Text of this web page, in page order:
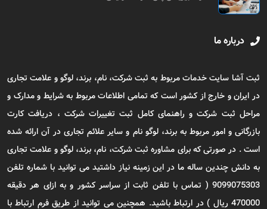
درباره ما
ثبت آشا سایت خدمات مربوط به ثبت شرکت، نام، برند، لوگو و علامت تجاری
در ایران و خارج از کشور است که تمامی اطلاعات مربوط به شرایط و مدارک و
مراحل ثبت شرکت و راهنمای کامل ثبت تغییرات شرکت ، دریافت کارت
بازرگانی و امور مربوط به برند، لوگو نام و سایر علائم تجاری در آن ارائه شده
است . در صورتی که برای مشاوره ثبت شرکت، نام، برند، لوگو و علامت تجاری
به دانش چندین ساله ما در این زمینه نیاز داشتید می توانید با شماره تلفن
9099075303 ( تماس با تلفن ثابت از سراسر کشور و به ازای هر دقیقه
470000 ریال ) در ارتباط باشید. همچنین می توانید از طریق فرم ارتباط با